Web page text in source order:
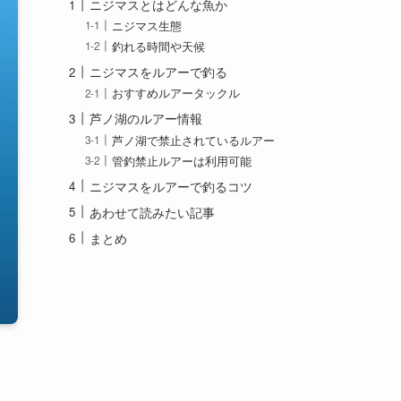
ニジマスとはどんな魚か
ニジマス生態
釣れる時間や天候
ニジマスをルアーで釣る
おすすめルアータックル
芦ノ湖のルアー情報
芦ノ湖で禁止されているルアー
管釣禁止ルアーは利用可能
ニジマスをルアーで釣るコツ
あわせて読みたい記事
まとめ